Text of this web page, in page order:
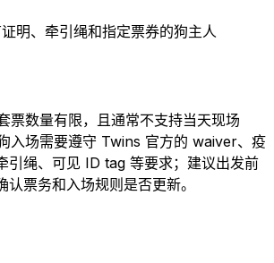
明、牵引绳和指定票券的狗主人
数量有限，且通常不支持当天现场
入场需要遵守 Twins 官方的 waiver、疫
引绳、可见 ID tag 等要求；建议出发前
票务和入场规则是否更新。